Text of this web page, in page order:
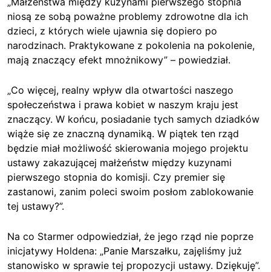
niosą ze sobą poważne problemy zdrowotne dla ich
dzieci, z których wiele ujawnia się dopiero po
narodzinach. Praktykowane z pokolenia na pokolenie,
mają znaczący efekt mnożnikowy” – powiedział.
„Co więcej, realny wpływ dla otwartości naszego
społeczeństwa i prawa kobiet w naszym kraju jest
znaczący. W końcu, posiadanie tych samych dziadków
wiąże się ze znaczną dynamiką. W piątek ten rząd
będzie miał możliwość skierowania mojego projektu
ustawy zakazującej małżeństw między kuzynami
pierwszego stopnia do komisji. Czy premier się
zastanowi, zanim poleci swoim posłom zablokowanie
tej ustawy?”.
Na co Starmer odpowiedział, że jego rząd nie poprze
inicjatywy Holdena: „Panie Marszałku, zajęliśmy już
stanowisko w sprawie tej propozycji ustawy. Dziękuję”.